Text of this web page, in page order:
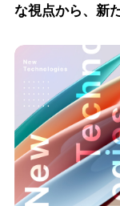
な視点から、新